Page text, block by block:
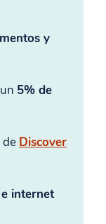
y
5% de
de Discover
internet